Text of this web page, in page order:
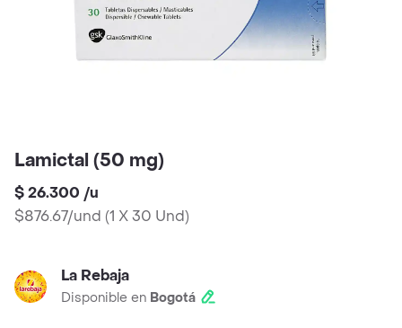
Lamictal (50 mg)
$ 26.300 /u
$876.67/und (1 X 30 Und)
La Rebaja
Disponible en Bogotá